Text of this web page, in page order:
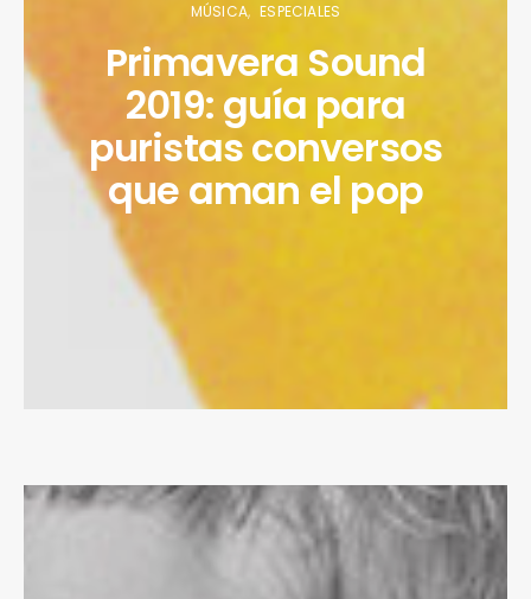
MÚSICA ESPECIALES
Primavera Sound
2019: guía para
puristas conversos
que aman el pop